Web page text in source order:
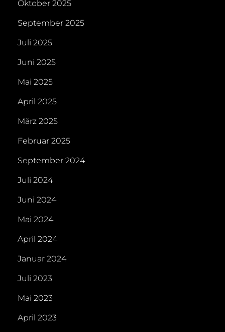
Oktober 2025
September 2025
Juli 2025
Juni 2025
Mai 2025
April 2025
März 2025
Februar 2025
September 2024
Juli 2024
Juni 2024
Mai 2024
April 2024
Januar 2024
Juli 2023
Mai 2023
April 2023